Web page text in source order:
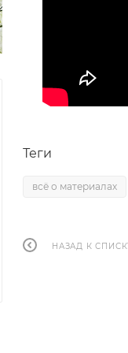
Теги
всё о материалах
НАЗАД К